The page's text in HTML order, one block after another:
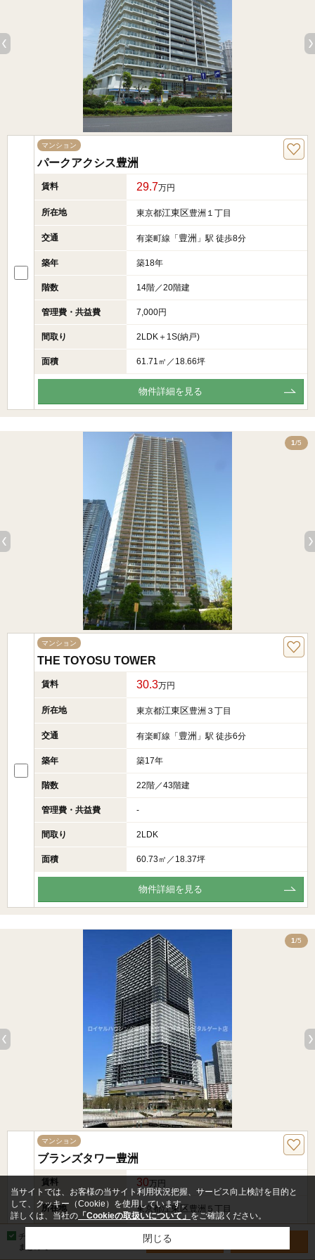
マンション
パークアクシス豊洲
賃料 29.7万円
所在地 東京都江東区豊洲１丁目
交通 有楽町線「 豊洲 」駅 徒歩8分
築年 築18年
階数 14階／20階建
管理費・共益費 7,000円
間取り 2LDK＋1S(納戸)
面積 61.71㎡／18.66坪
物件詳細を見る
1/5
マンション
THE TOYOSU TOWER
賃料 30.3万円
所在地 東京都江東区豊洲３丁目
交通 有楽町線「 豊洲 」駅 徒歩6分
築年 築17年
階数 22階／43階建
管理費・共益費 -
間取り 2LDK
面積 60.73㎡／18.37坪
物件詳細を見る
1/5
マンション
ブランズタワー豊洲
賃料 30万円
所在地 東京都江東区 豊洲５丁目
有楽町線「
チェックした物件を
まとめて
お問い合わせ
当サイトでは、お客様の当サイト利用状況把握、サービス向上検討を目的と
して、クッキー（Cookie）を使用しています。
詳しくは、当社の 「Cookieの取扱いについて」 をご確認ください。
閉じる